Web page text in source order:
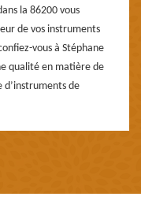
la 86200 vous
de vos instruments
vous à Stéphane
qualité en matière de
de